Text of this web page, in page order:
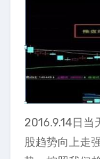
2016.9.14日当
股趋势向上走